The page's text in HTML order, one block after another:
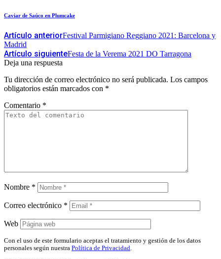
Caviar de Saúco en Plumcake
Artículo anteriorFestival Parmigiano Reggiano 2021: Barcelona y
Madrid
Artículo siguienteFesta de la Verema 2021 DO Tarragona
Deja una respuesta
Tu dirección de correo electrónico no será publicada. Los campos
obligatorios están marcados con *
Comentario *
Nombre *
Correo electrónico *
Web
Con el uso de este formulario aceptas el tratamiento y gestión de los datos
personales según nuestra Política de Privacidad.